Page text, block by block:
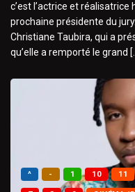
c’est l’actrice et
prochaine présidente du
Christiane Taubira, qui a
qu’elle a remporté le grand
^ - 1 10 11